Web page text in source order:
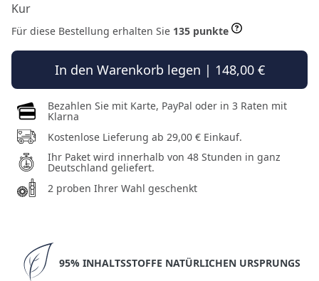
Kur
Für diese Bestellung erhalten Sie 135 punkte
In den Warenkorb legen | 148,00 €
Bezahlen Sie mit Karte, PayPal oder in 3 Raten mit
Klarna
Kostenlose Lieferung ab 29,00 € Einkauf.
Ihr Paket wird innerhalb von 48 Stunden in ganz
Deutschland geliefert.
2 proben Ihrer Wahl geschenkt
95% INHALTSSTOFFE NATÜRLICHEN URSPRUNGS